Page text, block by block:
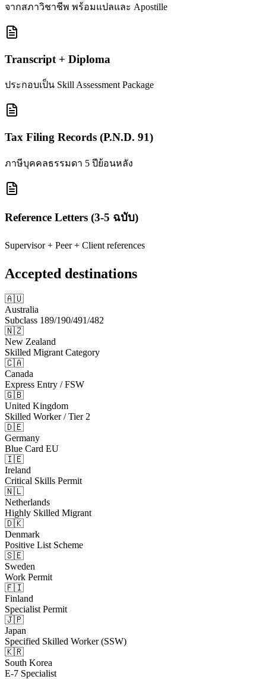
จากสภาวิชาชีพ พร้อมแปลและ Apostille
Transcript + Diploma
ประกอบเป็น Skill Assessment Package
Tax Filing Records (P.N.D. 91)
ภาษีบุคคลธรรมดา 5 ปีย้อนหลัง
Reference Letters (3-5 ฉบับ)
Supervisor + Peer + Client references
Accepted destinations
🇦🇺
Australia
Subclass 189/190/491/482
🇳🇿
New Zealand
Skilled Migrant Category
🇨🇦
Canada
Express Entry / FSW
🇬🇧
United Kingdom
Skilled Worker / Tier 2
🇩🇪
Germany
Blue Card EU
🇮🇪
Ireland
Critical Skills Permit
🇳🇱
Netherlands
Highly Skilled Migrant
🇩🇰
Denmark
Positive List Scheme
🇸🇪
Sweden
Work Permit
🇫🇮
Finland
Specialist Permit
🇯🇵
Japan
Specified Skilled Worker (SSW)
🇰🇷
South Korea
E-7 Specialist